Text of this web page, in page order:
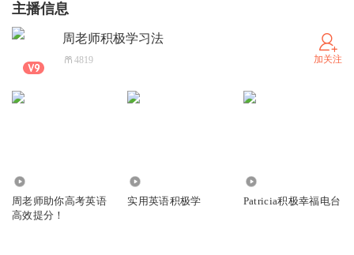
主播信息
周老师积极学习法
4819 加关注
周老师助你高考英语
高效提分！
实用英语积极学 Patricia积极幸福电台